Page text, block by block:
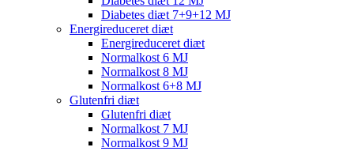
Diabetes diæt 7+9+12 MJ
Energireduceret diæt
Energireduceret diæt
Normalkost 6 MJ
Normalkost 8 MJ
Normalkost 6+8 MJ
Glutenfri diæt
Glutenfri diæt
Normalkost 7 MJ
Normalkost 9 MJ